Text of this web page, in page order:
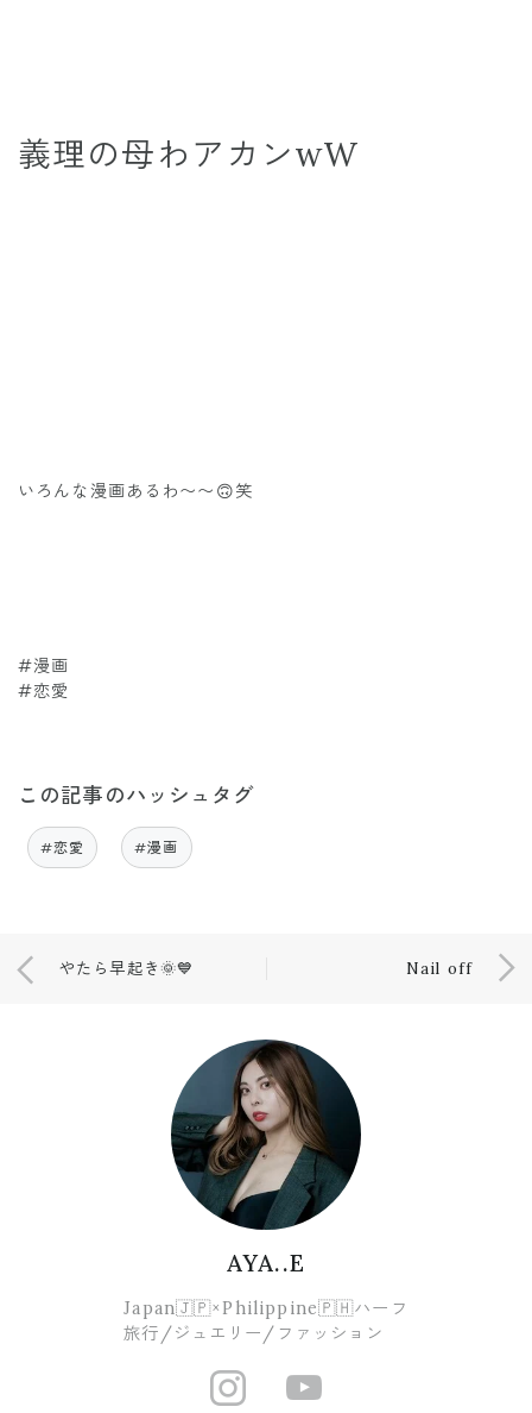
義理の母わアカンwW
いろんな漫画あるわ〜〜🙃笑
#漫画
#恋愛
この記事のハッシュタグ
#恋愛 #漫画
やたら早起き🌞💙 Nail off
AYA..E
Japan🇯🇵×Philippine🇵🇭ハーフ
旅行/ジュエリー/ファッション
https://